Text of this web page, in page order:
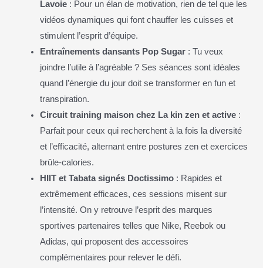
Lavoie : Pour un élan de motivation, rien de tel que les
vidéos dynamiques qui font chauffer les cuisses et
stimulent l’esprit d’équipe.
Entraînements dansants Pop Sugar : Tu veux
joindre l’utile à l’agréable ? Ses séances sont idéales
quand l’énergie du jour doit se transformer en fun et
transpiration.
Circuit training maison chez La kin zen et active :
Parfait pour ceux qui recherchent à la fois la diversité
et l’efficacité, alternant entre postures zen et exercices
brûle-calories.
HIIT et Tabata signés Doctissimo : Rapides et
extrêmement efficaces, ces sessions misent sur
l’intensité. On y retrouve l’esprit des marques
sportives partenaires telles que Nike, Reebok ou
Adidas, qui proposent des accessoires
complémentaires pour relever le défi.